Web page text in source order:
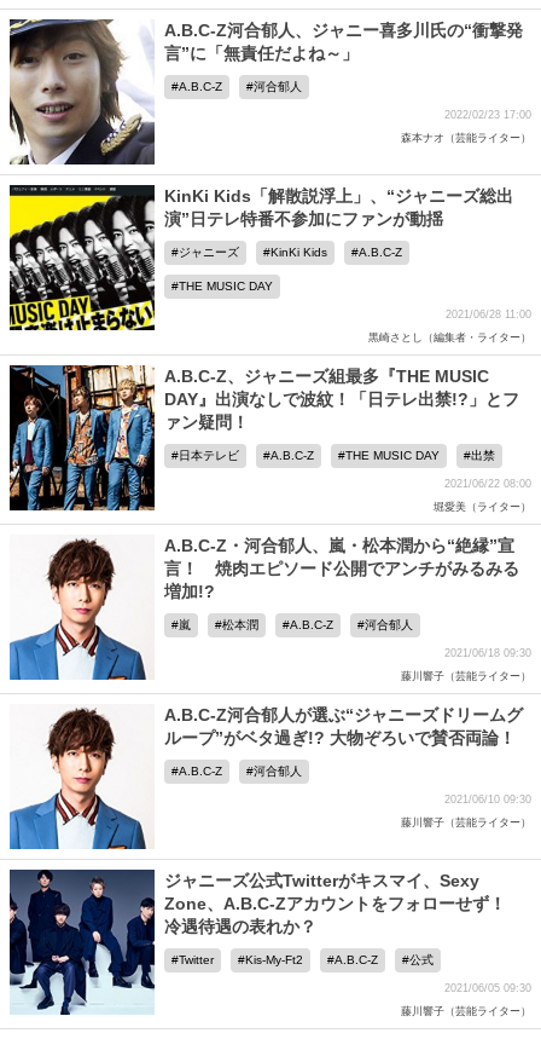
A.B.C-Z河合郁人、ジャニー喜多川氏の“衝撃発
言”に「無責任だよね～」
A.B.C-Z 河合郁人
2022/02/23 17:00
森本ナオ（芸能ライター）
KinKi Kids「解散説浮上」、“ジャニーズ総出
演”日テレ特番不参加にファンが動揺
ジャニーズ KinKi Kids A.B.C-Z
THE MUSIC DAY
2021/06/28 11:00
黒崎さとし（編集者・ライター）
A.B.C-Z、ジャニーズ組最多『THE MUSIC
DAY』出演なしで波紋！「日テレ出禁!?」とフ
ァン疑問！
日本テレビ A.B.C-Z THE MUSIC DAY 出禁
2021/06/22 08:00
堀愛美（ライター）
A.B.C-Z・河合郁人、嵐・松本潤から“絶縁”宣
言！ 焼肉エピソード公開でアンチがみるみる
増加!?
嵐 松本潤 A.B.C-Z 河合郁人
2021/06/18 09:30
藤川響子（芸能ライター）
A.B.C-Z河合郁人が選ぶ“ジャニーズドリームグ
ループ”がベタ過ぎ!? 大物ぞろいで賛否両論！
A.B.C-Z 河合郁人
2021/06/10 09:30
藤川響子（芸能ライター）
ジャニーズ公式Twitterがキスマイ、Sexy
Zone、A.B.C-Zアカウントをフォローせず！
冷遇待遇の表れか？
Twitter Kis-My-Ft2 A.B.C-Z 公式
2021/06/05 09:30
藤川響子（芸能ライター）